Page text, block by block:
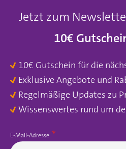
Jetzt zum
10€
10€ Gutschein für die
Exklusive Angebote und
Regelmäßige Updates zu
Wissenswertes rund um
E-Mail-Adresse